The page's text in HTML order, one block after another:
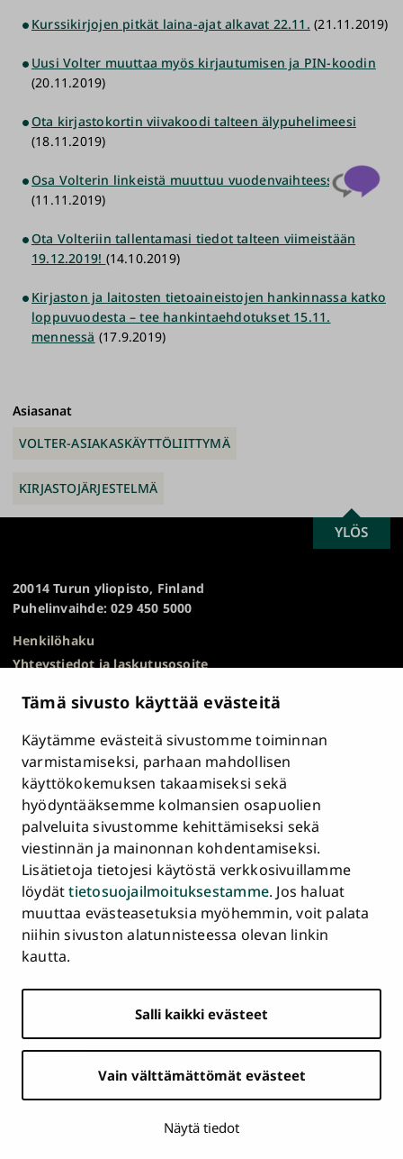
Tämä sivusto käyttää evästeitä
Käytämme evästeitä sivustomme toiminnan
varmistamiseksi, parhaan mahdollisen
käyttökokemuksen takaamiseksi sekä
hyödyntääksemme kolmansien osapuolien
palveluita sivustomme kehittämiseksi sekä
viestinnän ja mainonnan kohdentamiseksi.
Lisätietoja tietojesi käytöstä verkkosivuillamme
löydättietosuojailmoituksestamme. Jos haluat
muuttaa evästeasetuksia myöhemmin, voit palata
niihin sivuston alatunnisteessa olevan linkin
kautta.
Salli kaikki evästeet
Vain välttämättömät evästeet
Näytä tiedot
Kurssikirjojen pitkät laina-ajat alkavat 22.11. (21.11.2019)
Uusi Volter muuttaa myös kirjautumisen ja PIN-koodin
(20.11.2019)
Ota kirjastokortin viivakoodi talteen älypuhelimeesi
(18.11.2019)
Osa Volterin linkeistä muuttuu vuodenvaihteessa
(11.11.2019)
Ota Volteriin tallentamasi tiedot talteen viimeistään
19.12.2019! (14.10.2019)
Kirjaston ja laitosten tietoaineistojen hankinnassa katko
loppuvuodesta – tee hankintaehdotukset 15.11.
mennessä (17.9.2019)
Asiasanat
VOLTER-ASIAKASKÄYTTÖLIITTYMÄ
KIRJASTOJÄRJESTELMÄ
20014 Turun yliopisto, Finland
Puhelinvaihde: 029 450 5000
Henkilöhaku
Yhteystiedot ja laskutusosoite
HR Excellence in Research
Tietosuojailmoitus
Asiakirjajulkisuuskuvaus ja tietopyynnöt
Väärinkäytösepäilyt
Saavutettavuusseloste
Palaute
Intranet ja sähköiset työkalut
Evästeasetukset
Päävalikko
alatunnisteessa
ETUSIVU
YHTEISTYÖ
Turun
yliopisto
Facebookissa
Turun
yliopisto
Instagramissa
TurunTurunTurunTurun
SCROLL
TO
YLÖS